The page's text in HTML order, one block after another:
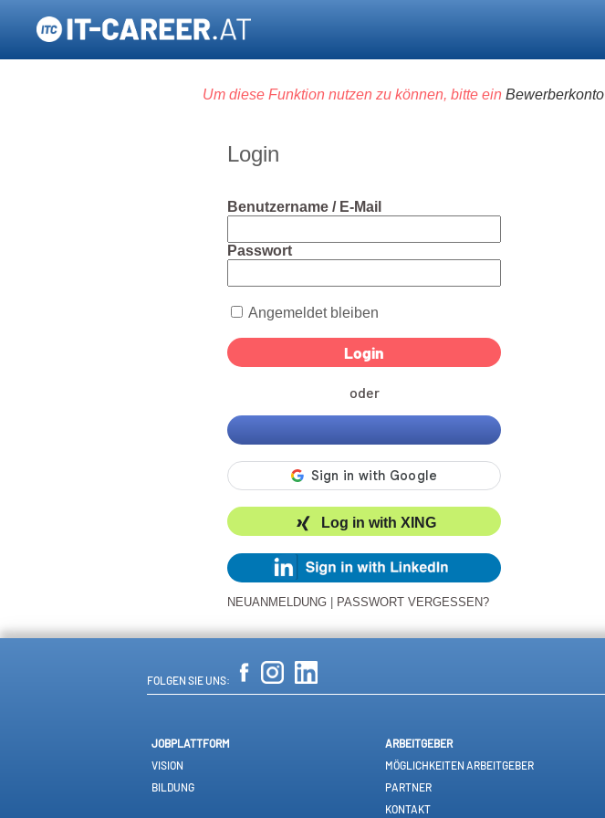
Um diese Funktion nutzen zu können, bitte ein Bewerberkonto
Login
Benutzername / E-Mail
Passwort
Angemeldet bleiben
oder
Log in with XING
NEUANMELDUNG PASSWORT VERGESSEN?
FOLGEN SIE UNS:
JOBPLATTFORM
VISION
BILDUNG
ARBEITGEBER
MÖGLICHKEITEN ARBEITGEBER
PARTNER
KONTAKT